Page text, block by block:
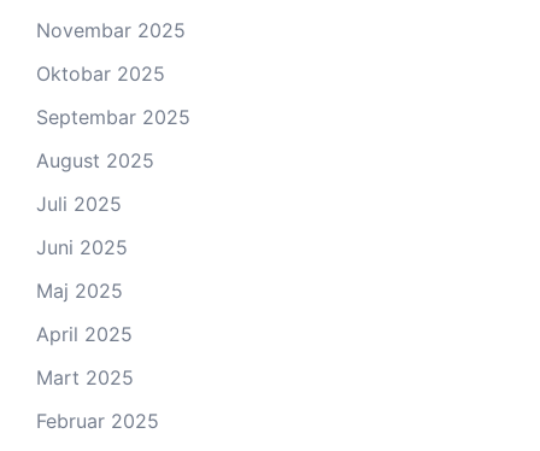
Novembar 2025
Oktobar 2025
Septembar 2025
August 2025
Juli 2025
Juni 2025
Maj 2025
April 2025
Mart 2025
Februar 2025